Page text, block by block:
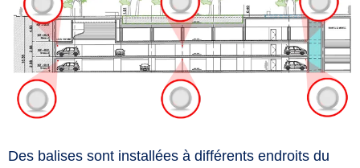
Des balises sont installées à différents endroits du